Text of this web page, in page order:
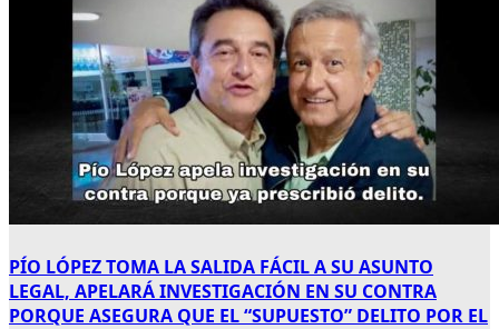
PÍO LÓPEZ TOMA LA SALIDA FÁCIL A SU ASUNTO
LEGAL, APELARÁ INVESTIGACIÓN EN SU CONTRA
PORQUE ASEGURA QUE EL “SUPUESTO” DELITO POR EL